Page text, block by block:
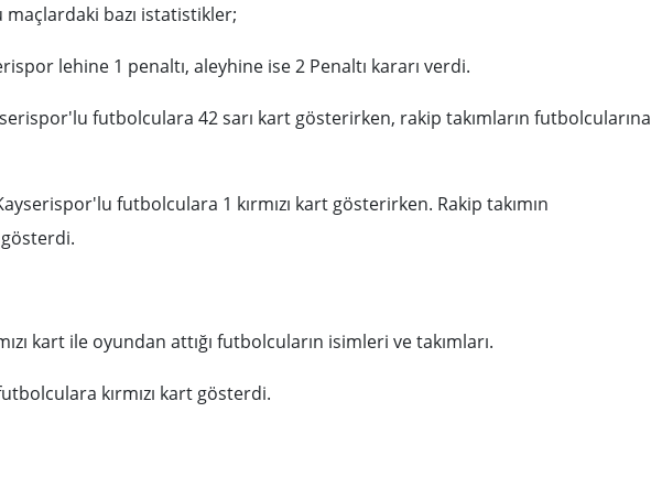
bazı istatistikler;
lehine 1 penaltı, aleyhine ise 2 Penaltı kararı verdi.
futbolculara 42 sarı kart gösterirken, rakip takımların futbolcularına
futbolculara 1 kırmızı kart gösterirken. Rakip takımın
kart ile oyundan attığı futbolcuların isimleri ve takımları.
kırmızı kart gösterdi.